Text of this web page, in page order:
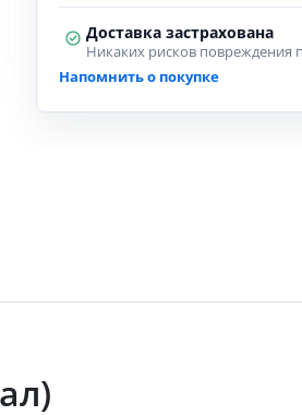
Доставка застрахована
Никаких рисков повреждения
Напомнить о покупке